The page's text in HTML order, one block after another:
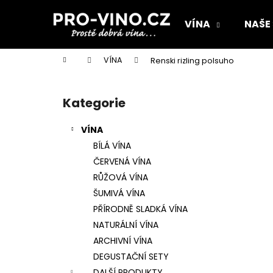
VÍNA
Domů VÍNA Renski rizling polsuho
Přeskočit
kategorie
Kategorie
VÍNA
BÍLÁ VÍNA
ČERVENÁ VÍNA
RŮŽOVÁ VÍNA
ŠUMIVÁ VÍNA
PŘÍRODNĚ SLADKÁ VÍNA
NATURÁLNÍ VÍNA
ARCHIVNÍ VÍNA
DEGUSTAČNÍ SETY
í
do
do
ROBLE